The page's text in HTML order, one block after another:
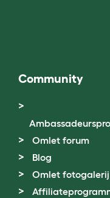
Community
Omlet forum
Blog
Omlet fotogalerij